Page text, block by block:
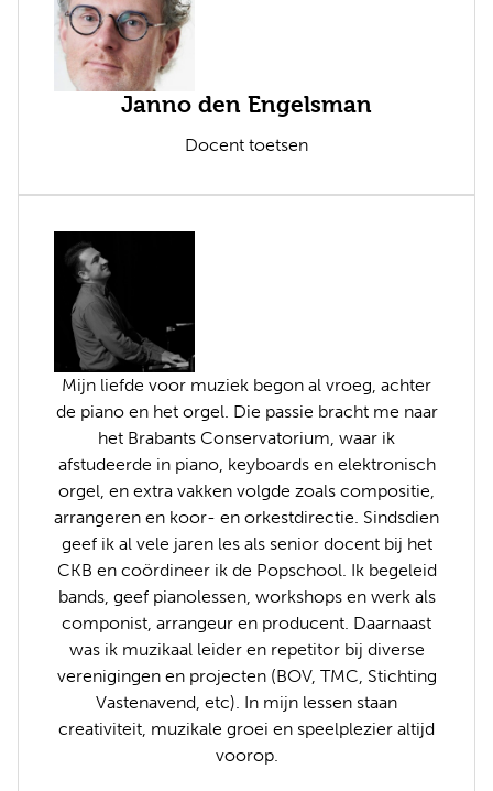
Janno den Engelsman
Docent toetsen
Mijn liefde voor muziek begon al vroeg, achter
de piano en het orgel. Die passie bracht me naar
het Brabants Conservatorium, waar ik
afstudeerde in piano, keyboards en elektronisch
orgel, en extra vakken volgde zoals compositie,
arrangeren en koor- en orkestdirectie. Sindsdien
geef ik al vele jaren les als senior docent bij het
CKB en coördineer ik de Popschool. Ik begeleid
bands, geef pianolessen, workshops en werk als
componist, arrangeur en producent. Daarnaast
was ik muzikaal leider en repetitor bij diverse
verenigingen en projecten (BOV, TMC, Stichting
Vastenavend, etc). In mijn lessen staan
creativiteit, muzikale groei en speelplezier altijd
voorop.